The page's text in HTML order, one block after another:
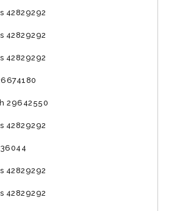
42829292
42829292
42829292
29642550
42829292
42829292
42829292